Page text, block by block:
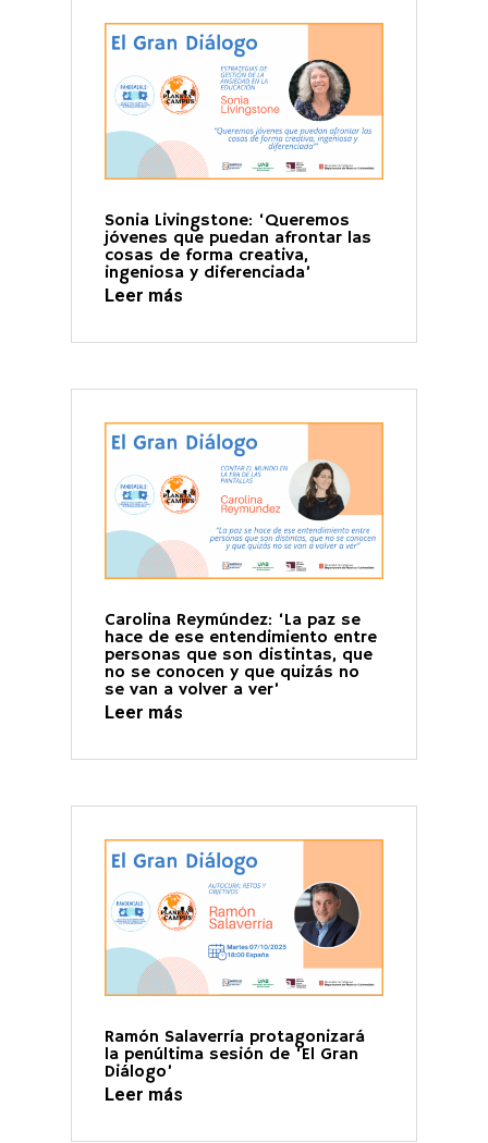
Sonia Livingstone: ‘Queremos
jóvenes que puedan afrontar las
cosas de forma creativa,
ingeniosa y diferenciada’
Leer más
Carolina Reymúndez: ‘La paz se
hace de ese entendimiento entre
personas que son distintas, que
no se conocen y que quizás no
se van a volver a ver’
Leer más
Ramón Salaverría protagonizará
la penúltima sesión de ‘El Gran
Diálogo’
Leer más